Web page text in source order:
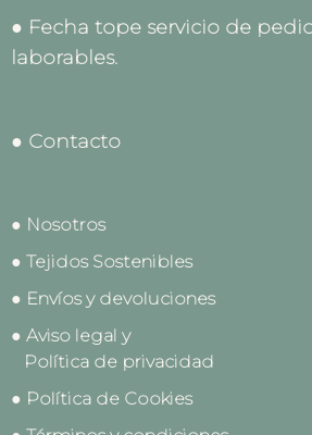
● Fecha tope servicio de
laborables.
● Contacto
● Nosotros
● Tejidos Sostenibles
● Envíos y devoluciones
● Aviso legal y
Política de privacidad
● Política de Cookies